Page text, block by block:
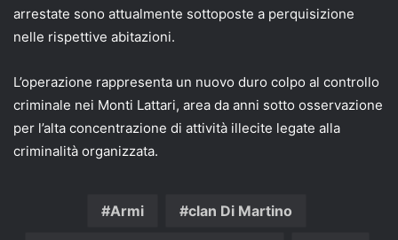
arrestate sono attualmente sottoposte a perquisizione
nelle rispettive abitazioni.
L’operazione rappresenta un nuovo duro colpo al controllo
criminale nei Monti Lattari, area da anni sotto osservazione
per l’alta concentrazione di attività illecite legate alla
criminalità organizzata.
Armi clan Di Martino